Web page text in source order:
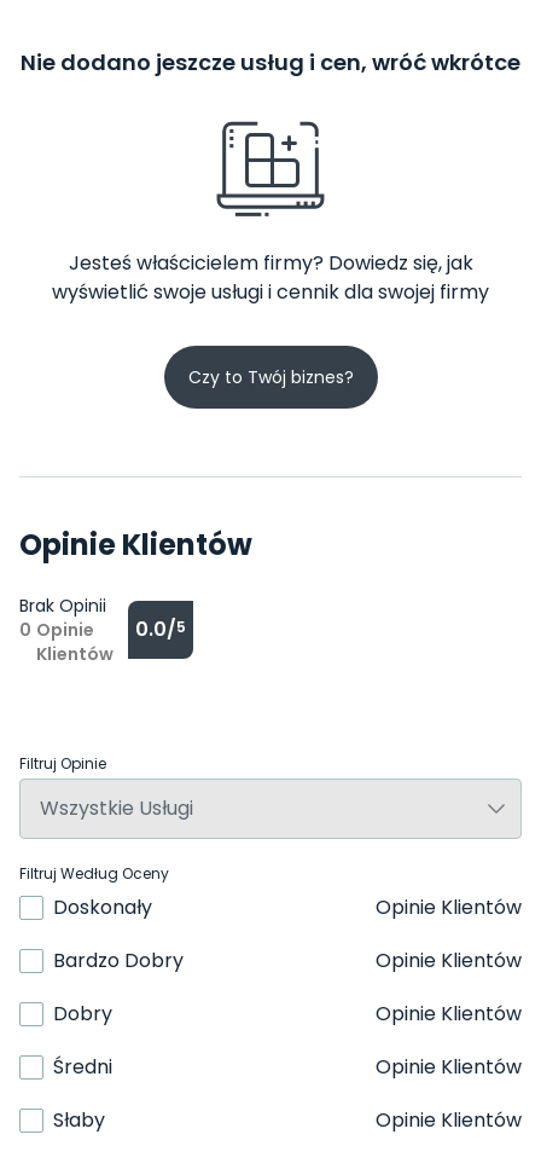
Nie dodano jeszcze usług i cen, wróć wkrótce
Jesteś właścicielem firmy? Dowiedz się, jak
wyświetlić swoje usługi i cennik dla swojej firmy
Czy to Twój biznes?
Opinie Klientów
Brak Opinii
0 Opinie
Klientów
0.0/5
Filtruj Opinie
Filtruj Według Oceny
Doskonały
Opinie Klientów
Bardzo Dobry
Opinie Klientów
Dobry
Opinie Klientów
Średni
Opinie Klientów
Słaby
Opinie Klientów